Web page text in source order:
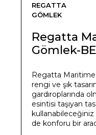
REGATTA
GÖMLEK
Regatta
Gömlek-
Regatta Maritime
rengi ve şık
gardıroplarında
esintisi taşıyan
kullanabileceğiniz
de konforu bir